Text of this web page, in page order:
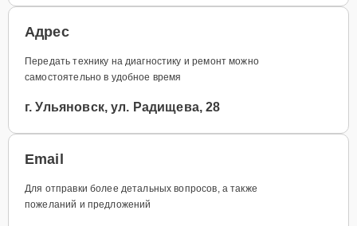
Адрес
Передать технику на диагностику и ремонт можно
самостоятельно в удобное время
г. Ульяновск, ул. Радищева, 28
Email
Для отправки более детальных вопросов, а также
пожеланий и предложений